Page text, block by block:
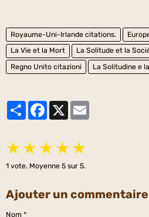
Royaume-Uni-Irlande citations.
La Vie et la Mort
La Solitude et la
Regno Unito citazioni
La Solitudine e
PartagerFacebook
★ ★ ★ ★ ★
1 vote. Moyenne 5 sur 5.
Ajouter un commentaire
Nom